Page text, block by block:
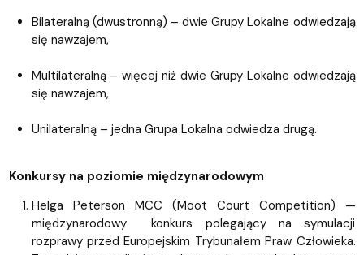
Bilateralną (dwustronną) – dwie Grupy Lokalne odwiedzają
się nawzajem,
Multilateralną – więcej niż dwie Grupy Lokalne odwiedzają
się nawzajem,
Unilateralną – jedna Grupa Lokalna odwiedza drugą.
Konkursy na poziomie międzynarodowym
Helga Peterson MCC (Moot Court Competition) —
międzynarodowy konkurs polegający na symulacji
rozprawy przed Europejskim Trybunałem Praw Człowieka.